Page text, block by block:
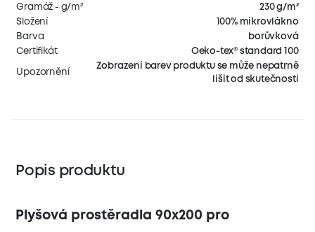
Gramáž - g/m²
230 g/m²
Složení
100% mikrovlákno
Barva
borůvková
Certifikát
Oeko-tex® standard 100
Upozornění
Zobrazení barev produktu se může nepatrně
lišit od skutečnosti
Popis produktu
Plyšová prostěradla 90x200 pro